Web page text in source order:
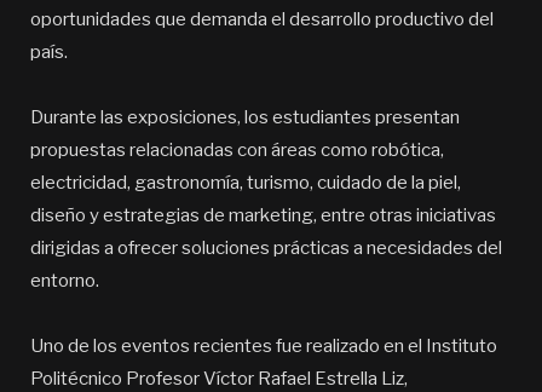
oportunidades que demanda el desarrollo productivo del
país.
Durante las exposiciones, los estudiantes presentan
propuestas relacionadas con áreas como robótica,
electricidad, gastronomía, turismo, cuidado de la piel,
diseño y estrategias de marketing, entre otras iniciativas
dirigidas a ofrecer soluciones prácticas a necesidades del
entorno.
Uno de los eventos recientes fue realizado en el Instituto
Politécnico Profesor Víctor Rafael Estrella Liz,